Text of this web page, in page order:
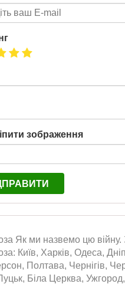
Максимальна
15 Реєстрація в
зображення
Як ми назвемо цю війну.
Київ, Харків, Одеса,
Полтава, Чернігів,
Біла Церква,